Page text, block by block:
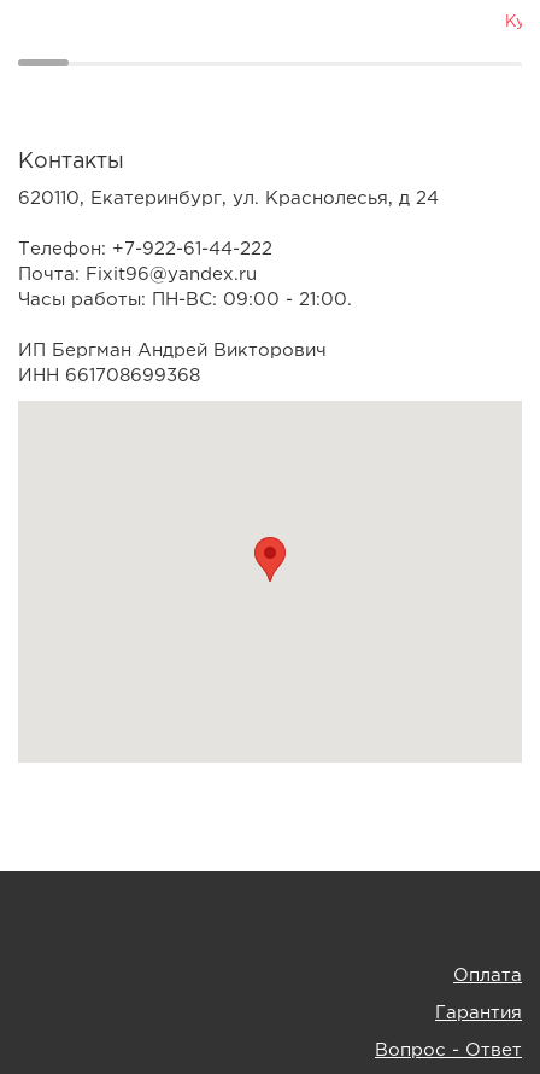
Контакты
620110, Екатеринбург, ул. Краснолесья, д 24
Телефон: +7-922-61-44-222
Почта: Fixit96@yandex.ru
Часы работы: ПН-ВС: 09:00 - 21:00.
ИП Бергман Андрей Викторович
ИНН 661708699368
Оплата
Гарантия
Вопрос - Ответ